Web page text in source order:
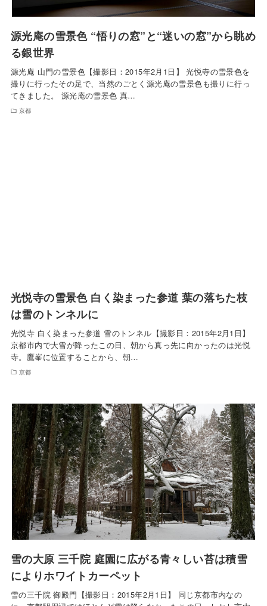
源光庵の雪景色 “悟りの窓”と“迷いの窓”から眺め
る銀世界
源光庵 山門の雪景色【撮影日：2015年2月1日】 光悦寺の雪景色を
撮りに行ったその足で、当然のごとく源光庵の雪景色も撮りに行っ
てきました。 源光庵の雪景色 真…
京都
光悦寺の雪景色 白く染まった参道 葉の落ちた枝
は雪のトンネルに
光悦寺 白く染まった参道 雪のトンネル【撮影日：2015年2月1日】
京都市内で大雪が降ったこの日、朝から真っ先に向かったのは光悦
寺。鷹峯に位置することから、朝…
京都
雪の大原 三千院 庭園に広がる青々しい苔は積雪
によりホワイトカーペット
雪の三千院 御殿門【撮影日：2015年2月1日】 同じ京都市内なの